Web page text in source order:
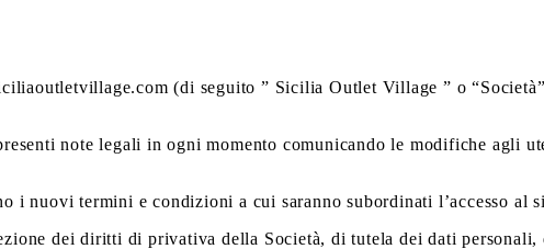
(di seguito ” Sicilia Outlet Village ” o
note legali in ogni momento comunicando le modifiche agli
nuovi termini e condizioni a cui saranno subordinati l’accesso al
dei diritti di privativa della Società, di tutela dei dati